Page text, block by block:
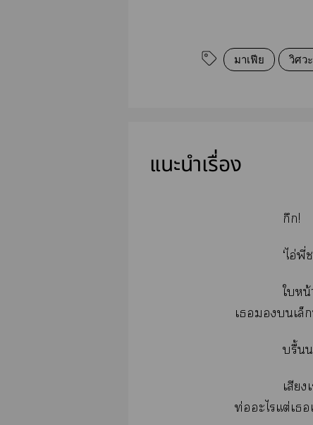
มาเฟีย วิศวะ
แนะนำเรื่อง
กึก!
‘ไอ่พี่
ให
เเล็
บรื้น
เสีย
ท่อะไแต่เ